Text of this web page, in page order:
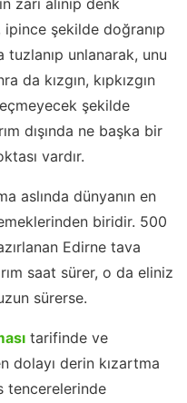
şekilde doğranıp
tuzlanıp unlanarak, unu
da kızgın, kıpkızgın
şekilde
dışında ne başka bir
vardır.
aslında dünyanın en
biridir. 500
Edirne tava
saat sürer, o da eliniz
sürerse.
tarifinde ve
dolayı derin kızartma
tencerelerinde